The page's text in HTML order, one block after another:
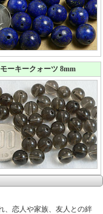
ーキークォーツ 8mm
、恋人や家族、友人との絆